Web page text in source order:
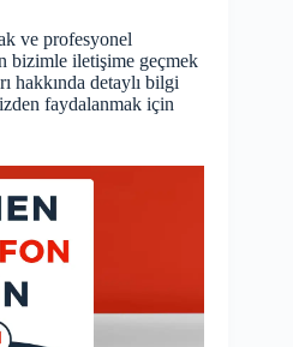
ve profesyonel
bizimle iletişime geçmek
hakkında detaylı bilgi
faydalanmak için